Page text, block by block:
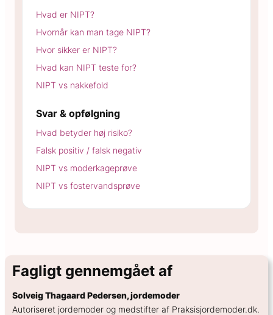
Hvad er NIPT?
Hvornår kan man tage NIPT?
Hvor sikker er NIPT?
Hvad kan NIPT teste for?
NIPT vs nakkefold
Svar & opfølgning
Hvad betyder høj risiko?
Falsk positiv / falsk negativ
NIPT vs moderkageprøve
NIPT vs fostervandsprøve
Fagligt gennemgået af
Solveig Thagaard Pedersen, jordemoder
Autoriseret jordemoder og medstifter af Praksisjordemoder.dk.